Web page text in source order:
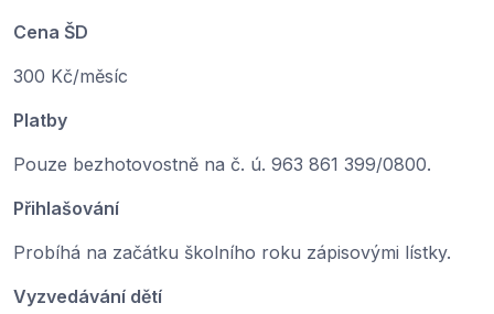
Cena ŠD
300 Kč/měsíc
Platby
Pouze bezhotovostně na č. ú. 963 861 399/0800.
Přihlašování
Probíhá na začátku školního roku zápisovými lístky.
Vyzvedávání dětí